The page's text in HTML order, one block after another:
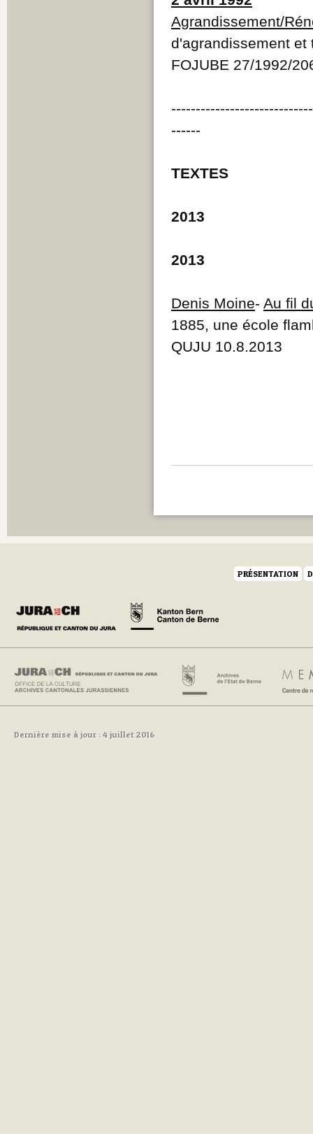
Agrandissement/
d'agrandissement et
FOJUBE 27/1992/
------
TEXTES
2013
2013
Denis Moine- Au fil
1885, une école
QUJU 10.8.2013
PRÉSENTATION
Dernière mise à jour : 4 juillet 2016